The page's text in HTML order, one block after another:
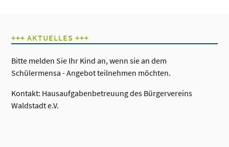
+++ AKTUELLES +++
Bitte melden Sie Ihr Kind an, wenn sie an dem
Schülermensa - Angebot teilnehmen möchten.
Kontakt: Hausaufgabenbetreuung des Bürgervereins
Waldstadt e.V.